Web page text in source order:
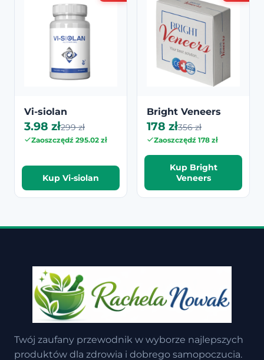
Vi-siolan
3.98 zł299 zł
Zaoszczędź 295.02 zł
Kup Vi-siolan
Bright Veneers
178 zł356 zł
Zaoszczędź 178 zł
Kup Bright
Veneers
Twój zaufany przewodnik w wyborze najlepszych
produktów dla zdrowia i dobrego samopoczucia.